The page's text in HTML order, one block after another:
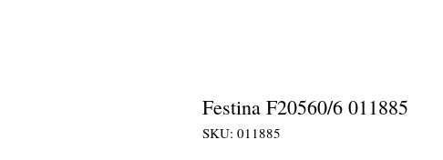
Festina F20560/6 011885
SKU: 011885